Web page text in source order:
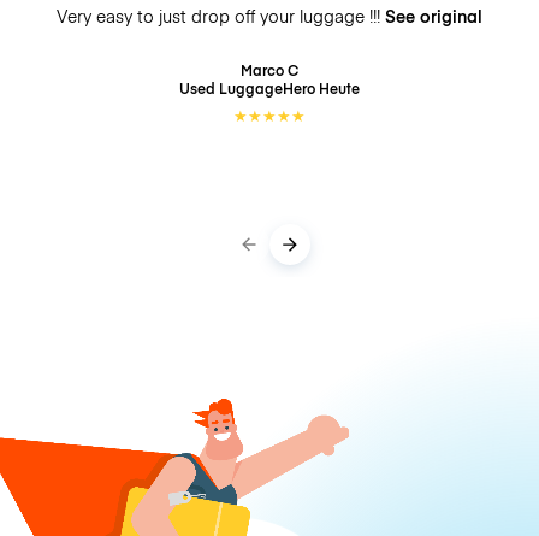
Very easy to just drop off your luggage !!! See original
Marco C
Used LuggageHero Heute
★★★★★